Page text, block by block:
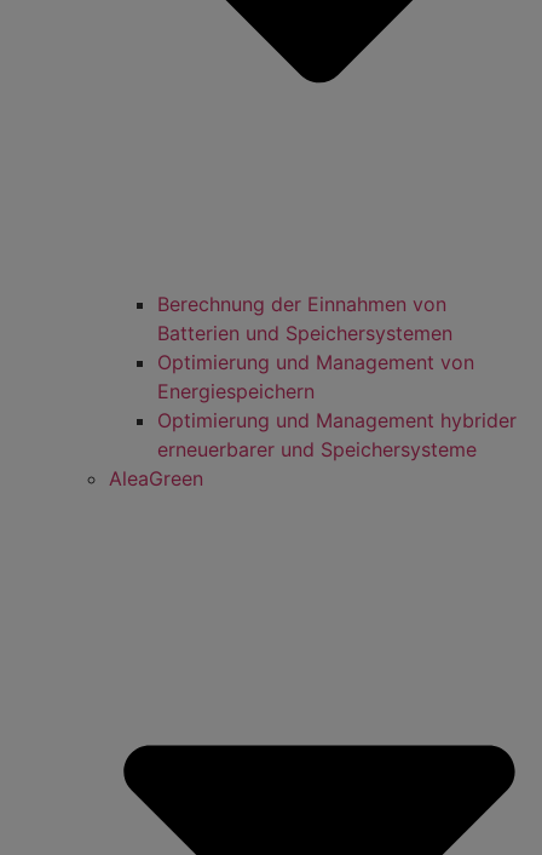
Berechnung der Einnahmen von
Batterien und Speichersystemen
Optimierung und Management von
Energiespeichern
Optimierung und Management hybrider
erneuerbarer und Speichersysteme
AleaGreen